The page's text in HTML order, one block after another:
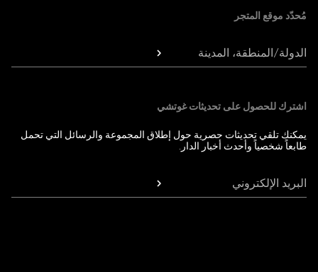
مُحدّد موقع المتجر
الدولة/المنطقة، المدينة
اشترك للحصول على تحديثات غوتشي
يمكنك تلقي تحديثات حصرية حول إطلاق المجموعة والرسائل التي تحمل
طابعاً شخصياً وأحدث أخبار الدار.
البريد الإلكتروني